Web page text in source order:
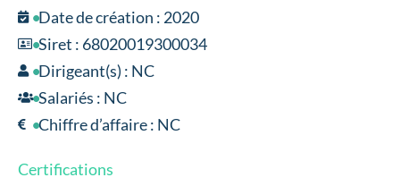
Date de création : 2020
Siret : 68020019300034
Dirigeant(s) : NC
Salariés : NC
Chiffre d’affaire : NC
Certifications